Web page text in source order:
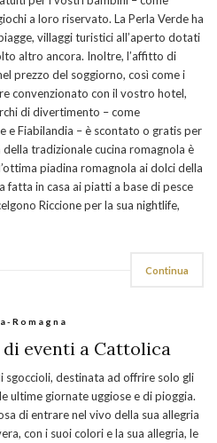
a loro riservato. La Perla Verde ha
villaggi turistici all’aperto dotati
altro ancora. Inoltre, l’affitto di
prezzo del soggiorno, così come i
convenzionato con il vostro hotel,
di divertimento – come
e Fiabilandia – è scontato o gratis per
tradizionale cucina romagnola è
piadina romagnola ai dolci della
fatta in casa ai piatti a base di pesce
Riccione per la sua nightlife,
Continua
Romagna
eventi a Cattolica
sgoccioli, destinata ad offrire solo gli
ultime giornate uggiose e di pioggia.
di entrare nel vivo della sua allegria
con i suoi colori e la sua allegria, le